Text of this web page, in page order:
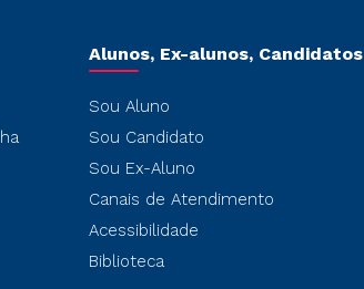
Alunos, Ex-alunos, Candidatos
Sou Aluno
Sou Candidato
Sou Ex-Aluno
Canais de Atendimento
Acessibilidade
Biblioteca